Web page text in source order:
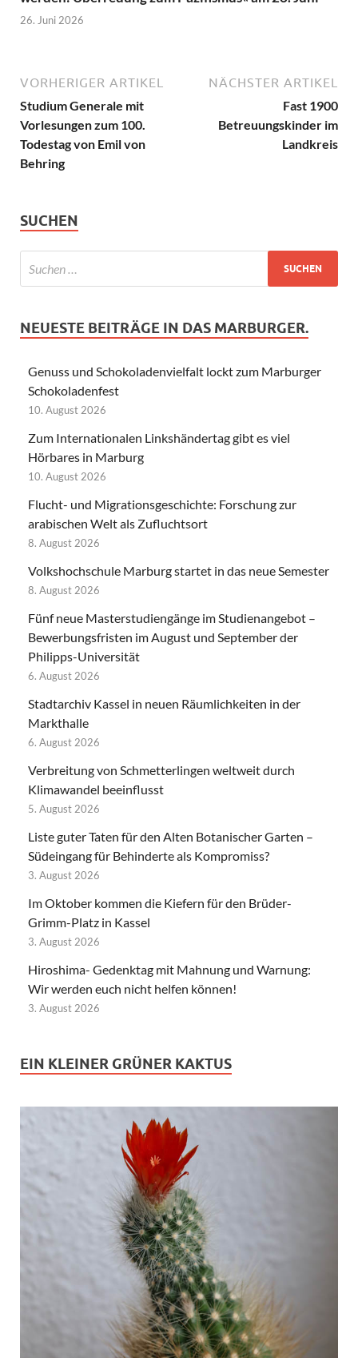
26. Juni 2026
VORHERIGER ARTIKEL
Studium Generale mit
Vorlesungen zum 100.
Todestag von Emil von
Behring
NÄCHSTER ARTIKEL
Fast 1900
Betreuungskinder im
Landkreis
SUCHEN
NEUESTE BEITRÄGE IN DAS MARBURGER.
Genuss und Schokoladenvielfalt lockt zum Marburger
Schokoladenfest
10. August 2026
Zum Internationalen Linkshändertag gibt es viel
Hörbares in Marburg
10. August 2026
Flucht- und Migrationsgeschichte: Forschung zur
arabischen Welt als Zufluchtsort
8. August 2026
Volkshochschule Marburg startet in das neue Semester
8. August 2026
Fünf neue Masterstudiengänge im Studienangebot –
Bewerbungsfristen im August und September der
Philipps-Universität
6. August 2026
Stadtarchiv Kassel in neuen Räumlichkeiten in der
Markthalle
6. August 2026
Verbreitung von Schmetterlingen weltweit durch
Klimawandel beeinflusst
5. August 2026
Liste guter Taten für den Alten Botanischer Garten –
Südeingang für Behinderte als Kompromiss?
3. August 2026
Im Oktober kommen die Kiefern für den Brüder-
Grimm-Platz in Kassel
3. August 2026
Hiroshima- Gedenktag mit Mahnung und Warnung:
Wir werden euch nicht helfen können!
3. August 2026
EIN KLEINER GRÜNER KAKTUS